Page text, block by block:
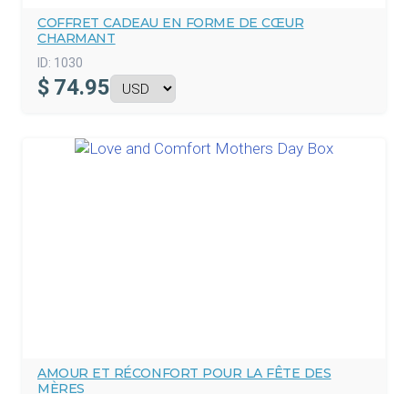
COFFRET CADEAU EN FORME DE CŒUR
CHARMANT
ID: 1030
$ 74.95
AMOUR ET RÉCONFORT POUR LA FÊTE DES
MÈRES